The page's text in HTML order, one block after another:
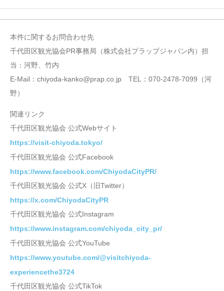
本件に関するお問合わせ先
千代田区観光協会PR事務局（株式会社プラップジャパン内）担
当：河野、竹内
E-Mail：chiyoda-kanko@prap.co.jp TEL：070-2478-7099（河
野）
関連リンク
千代田区観光協会 公式Webサイト
https://visit-chiyoda.tokyo/
千代田区観光協会 公式Facebook
https://www.facebook.com/ChiyodaCityPR/
千代田区観光協会 公式X（旧Twitter）
https://x.com/ChiyodaCityPR
千代田区観光協会 公式Instagram
https://www.instagram.com/chiyoda_city_pr/
千代田区観光協会 公式YouTube
https://www.youtube.com/@visitchiyoda-
experiencethe3724
千代田区観光協会 公式TikTok